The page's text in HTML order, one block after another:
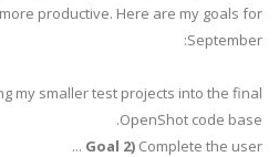
productive. Here are my goals for
September:
my smaller test projects into the final
OpenShot code base.
Goal 2) Complete the user ...